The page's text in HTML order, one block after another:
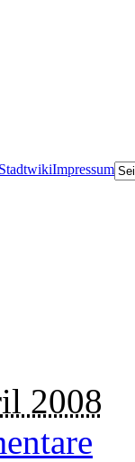
StadtwikiImpressum
2008